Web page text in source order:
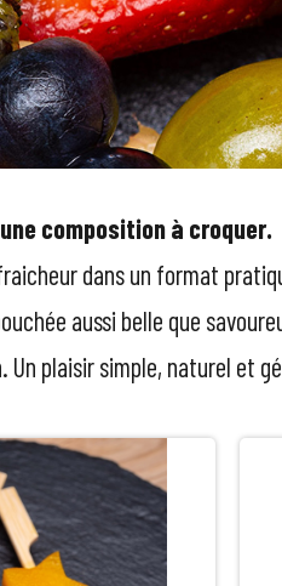
composition à croquer.
dans un format
aussi belle que
plaisir simple, naturel et